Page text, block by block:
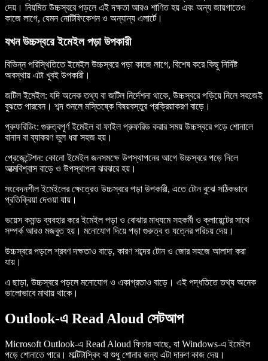
দেয়। নিয়মিত উচ্চস্বরে পড়লে এই দক্ষতা আরও শাণিত হয় এবং অন্য জায়গাতেও
কাজে লাগে, যেমন নোটিফিকেশন ও অন্যান্য এলার্টে।
যখন উচ্চস্বরে ইমেইল পড়া উপকারী
বিভিন্ন পরিস্থিতিতে ইমেইল উচ্চস্বরে পড়া কাজে লাগে, বিশেষ করে কিছু নির্দিষ্ট
অবস্থায় এটা খুবই উপকারী।
জটিল ইমেইল: যদি অনেক তথ্য বা জটিল নির্দেশনা থাকে, উচ্চস্বরে পড়িয়ে নিলে সহজেই
বুঝতে পারবেন। শব্দ শুনলে মস্তিষ্কে বিষয়বস্তুর প্রক্রিয়াকরণ বাড়ে।
প্রুফরিডিং: গুরুত্বপূর্ণ ইমেইল বা ফাইল প্রুফরিড করার সময় উচ্চস্বরে পড়ে শোনালে
বানান বা ব্যাকরণ ভুল ধরা সহজ হয়।
প্রেজেন্টেশন: কোনো ইমেইল জনসমক্ষে উপস্থাপনের আগে উচ্চস্বরে পড়ে নিলে
আত্মবিশ্বাস বাড়ে ও উপস্থাপনা ঝরঝরে হয়।
সংবেদনশীল ইমেইলের ক্ষেত্রেও উচ্চস্বরে পড়া উপকারী, এতে টোন বুঝে সঠিকভাবে
প্রতিক্রিয়া দেওয়া যায়।
ভয়েস কমান্ড ব্যবহার করে ইমেইল পড়া ও বোঝার মাধ্যমে সহকর্মী ও ক্লায়েন্টের সাথে
সম্পর্ক আরও মজবুত হয়। মনোযোগ দিয়ে পড়া গুরুত্ব ও যত্নের পরিচয় দেয়।
উচ্চস্বরে পড়লে শ্রবণ দক্ষতাও বাড়ে, কারণ শব্দের টোন ও জোর সহজে আলাদা করা
যায়।
এ ছাড়া, উচ্চস্বরে পড়লে মনোযোগ ও একাগ্রতাও বাড়ে। এই পদ্ধতিতে তথ্য অনেক
ভালোভাবে মাথায় থাকে।
Outlook-এ Read Aloud সেটআপ
Microsoft Outlook-এ Read Aloud ফিচার আছে, যা Windows-এ ইমেইল
পড়ে শোনাতে পারে। মাল্টিটাস্কিং বা শুধু শোনার জন্য এটা দারুণ কাজ দেয়।